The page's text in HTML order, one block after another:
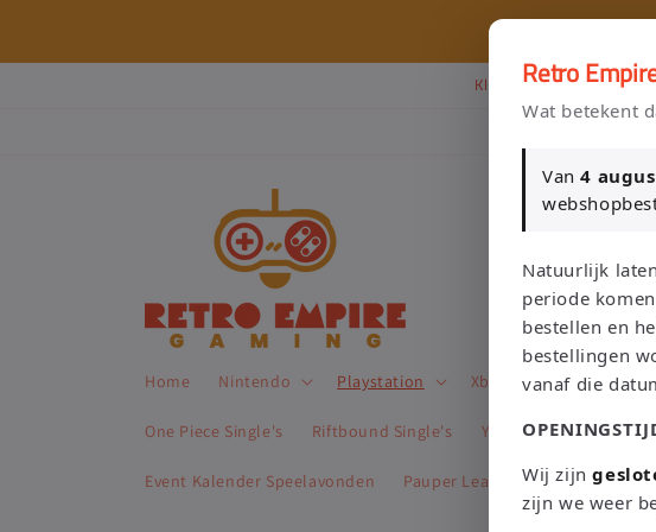
Klik Hier en Verkoop
Home Nintendo Playstation Xbox Sega
One Piece Single's Riftbound Single's Yu-Gi-Oh! Single's
Event Kalender Speelavonden Pauper League Leaderboard
L
a
n
d
r
e
g
Retro
Wat betekent
Van4
Natuurlijk
periode
bestellen en
bestellingen
vanaf die
Wij zijn
zijn we weer